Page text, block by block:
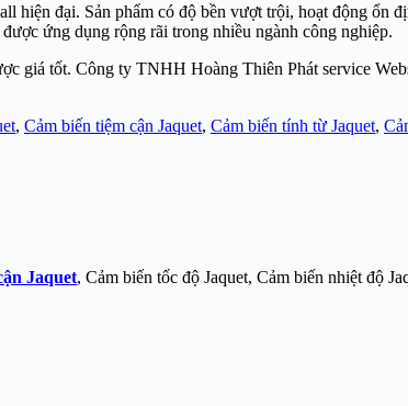
hiện đại. Sản phẩm có độ bền vượt trội, hoạt động ổn
ứng dụng rộng rãi trong nhiều ngành công nghiệp.
giá tốt. Công ty TNHH Hoàng Thiên Phát service
, Cảm biến tiệm cận Jaquet, Cảm biến tính từ Jaquet,
Jaquet, Cảm biến tốc độ Jaquet, Cảm biến nhiệt độ